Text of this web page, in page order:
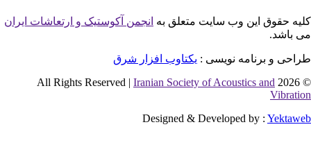
حقوق این وب سایت متعلق بهانجمن آکوستیک و ارتعاشات ایران
باشد.
و برنامه نویسی : یکتاوب افزار شرق
©
Iranian Society of Acoustics and
Designed & Developed by :